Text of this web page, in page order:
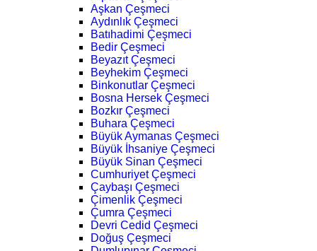
Aşkan Çeşmeci
Aydınlık Çeşmeci
Batıhadimi Çeşmeci
Bedir Çeşmeci
Beyazıt Çeşmeci
Beyhekim Çeşmeci
Binkonutlar Çeşmeci
Bosna Hersek Çeşmeci
Bozkır Çeşmeci
Buhara Çeşmeci
Büyük Aymanas Çeşmeci
Büyük İhsaniye Çeşmeci
Büyük Sinan Çeşmeci
Cumhuriyet Çeşmeci
Çaybaşı Çeşmeci
Çimenlik Çeşmeci
Çumra Çeşmeci
Devri Cedid Çeşmeci
Doğuş Çeşmeci